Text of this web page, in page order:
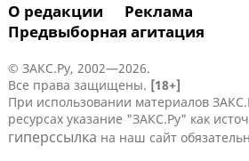
О редакции
Реклама
Предвыборная агитация
© ЗАКС.Ру, 2002—2026.
Все права защищены. [18+]
При использовании материалов
ресурсах указание "ЗАКС.Ру" как
гиперссылка на наш сайт